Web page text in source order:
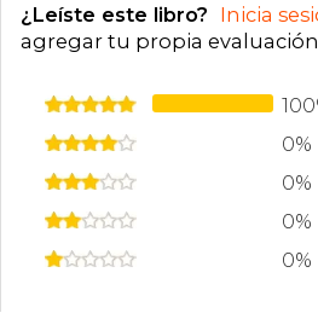
¿Leíste este libro? Inicia
agregar tu propia evaluación
0%
0%
0%
0%